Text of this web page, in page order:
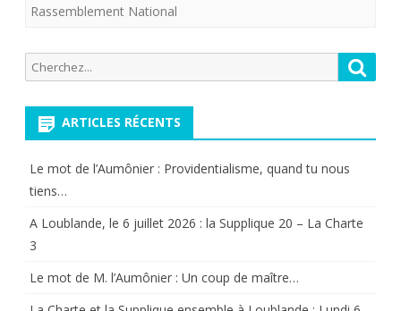
Rassemblement National
Recherche
pour:
ARTICLES RÉCENTS
Le mot de l’Aumônier : Providentialisme, quand tu nous
tiens…
A Loublande, le 6 juillet 2026 : la Supplique 20 – La Charte
3
Le mot de M. l’Aumônier : Un coup de maître…